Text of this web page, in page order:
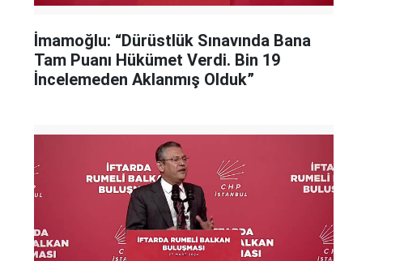
İmamoğlu: “Dürüstlük Sınavında Bana
Tam Puanı Hükümet Verdi. Bin 19
İncelemeden Aklanmış Olduk”